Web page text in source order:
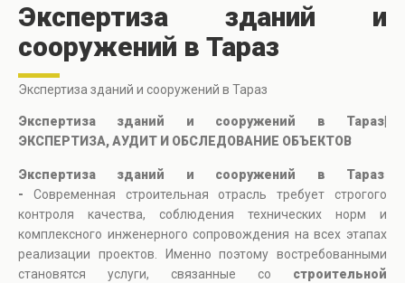
Экспертиза зданий и
сооружений в Тараз
Экспертиза зданий и сооружений в Тараз
Экспертиза зданий и сооружений в Тараз|
ЭКСПЕРТИЗА, АУДИТ И ОБСЛЕДОВАНИЕ ОБЪЕКТОВ
Экспертиза зданий и сооружений в Тараз
- Современная строительная отрасль требует строгого
контроля качества, соблюдения технических норм и
комплексного инженерного сопровождения на всех этапах
реализации проектов. Именно поэтому востребованными
становятся услуги, связанные со строительной